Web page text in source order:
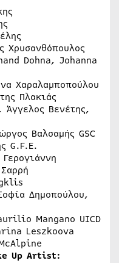
Χρυσανθόπουλος
Dohna, Johanna
Χαραλαμποπούλου
Πλακιάς
Άγγελος Βενέτης,
Βαλσαμής GSC
G.F.E.
Δημοπούλου,
Mangano UICD
Leszkoova
Up Artist: